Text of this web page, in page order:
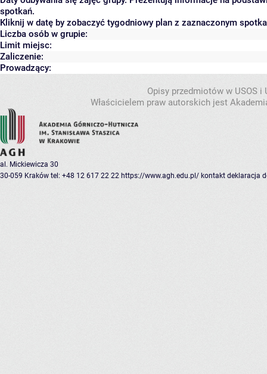
spotkań.
Kliknij w datę by zobaczyć tygodniowy plan z zaznaczonym
Liczba osób w grupie:
Limit miejsc:
Zaliczenie:
Prowadzący:
Opisy przedmiotów w USOS
Właścicielem praw autorskich jest
al. Mickiewicza 30
30-059 Kraków tel: +48 12 617 22 22 https://www.agh.edu.pl/ kontakt deklaracja